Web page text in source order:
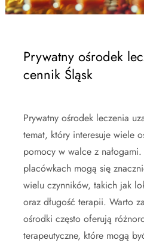
Prywatny ośrodek
cennik Śląsk
Prywatny ośrodek leczenia
temat, który interesuje wiele
pomocy w walce z
placówkach mogą się
wielu czynników, takich jak
oraz długość terapii. Warto
ośrodki często oferują
terapeutyczne, które mogą